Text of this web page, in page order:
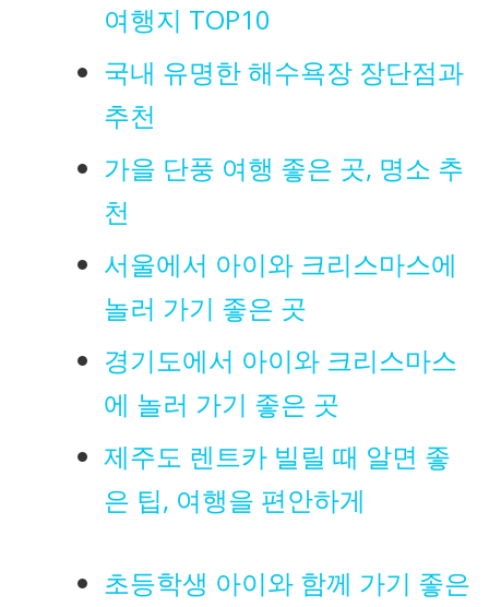
여행지 TOP10
국내 유명한 해수욕장 장단점과
추천
가을 단풍 여행 좋은 곳, 명소 추
천
서울에서 아이와 크리스마스에
놀러 가기 좋은 곳
경기도에서 아이와 크리스마스
에 놀러 가기 좋은 곳
제주도 렌트카 빌릴 때 알면 좋
은 팁, 여행을 편안하게
초등학생 아이와 함께 가기 좋은